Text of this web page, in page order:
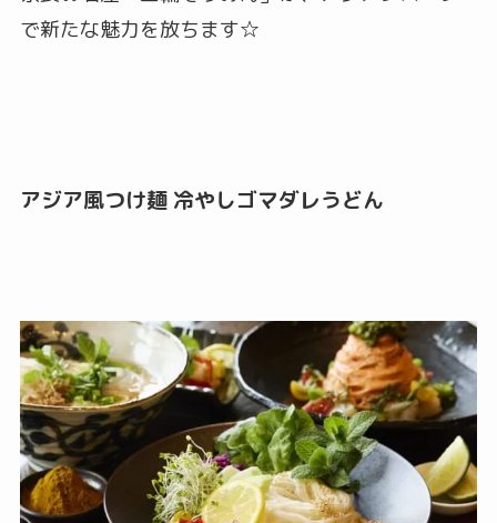
で新たな魅力を放ちます☆
アジア風つけ麺 冷やしゴマダレうどん